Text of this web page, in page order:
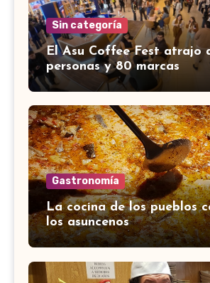
Sin categoría
El Asu Coffee Fest atrajo
personas y 80 marcas
Gastronomía
La cocina de los pueblos
los asuncenos